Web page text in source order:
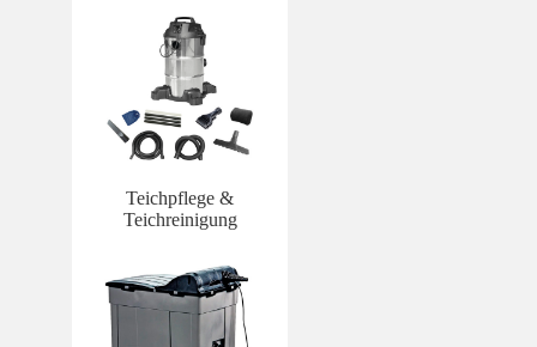
Teichpflege &
Teichreinigung